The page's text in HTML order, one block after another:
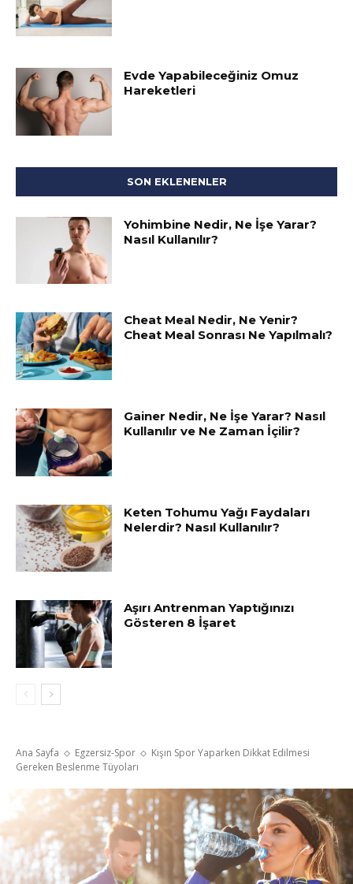
Evde Yapabileceğiniz Omuz
Hareketleri
SON EKLENENLER
Yohimbine Nedir, Ne İşe Yarar?
Nasıl Kullanılır?
Cheat Meal Nedir, Ne Yenir?
Cheat Meal Sonrası Ne Yapılmalı?
Gainer Nedir, Ne İşe Yarar? Nasıl
Kullanılır ve Ne Zaman İçilir?
Keten Tohumu Yağı Faydaları
Nelerdir? Nasıl Kullanılır?
Aşırı Antrenman Yaptığınızı
Gösteren 8 İşaret